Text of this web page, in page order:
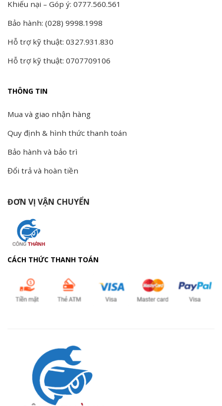
Khiếu nại – Góp ý: 0777.560.561
Bảo hành: (028) 9998.1998
Hỗ trợ kỹ thuật: 0327.931.830
Hỗ trợ kỹ thuật: 0707709106
THÔNG TIN
Mua và giao nhận hàng
Quy định & hình thức thanh toán
Bảo hành và bảo trì
Đổi trả và hoàn tiền
ĐƠN VỊ VẬN CHUYỂN
CÁCH THỨC THANH TOÁN